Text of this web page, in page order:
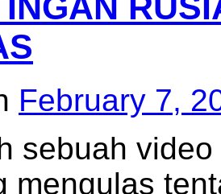
February 7,
sebuah
mengulas